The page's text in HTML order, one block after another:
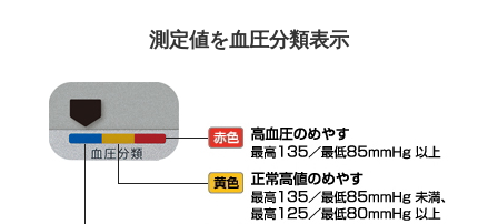
測定値を血圧分類表示